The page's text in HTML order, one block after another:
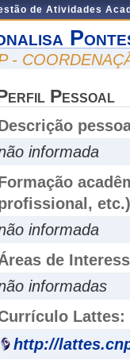
de Atividades
-
Pessoal
informada
etc.)
informada
de
informadas
Lattes:
http://